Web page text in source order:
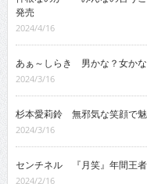
発売
2024/4/16
あぁ～しらき 男かな？女かな
2024/3/16
杉本愛莉鈴 無邪気な笑顔で魅
2024/3/16
センチネル 『月笑』年間王
2024/2/16